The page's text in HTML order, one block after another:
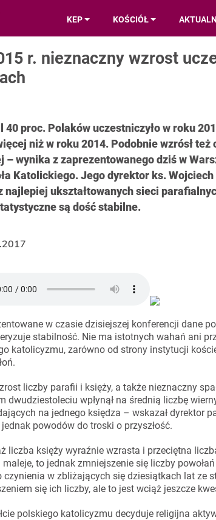
KEP KOŚCIÓŁ
r. nieznaczny wzrost
40 proc. Polaków uczestniczyło w roku
niż w roku 2014. Podobnie wzrósł
– wynika z zaprezentowanego dziś w
Katolickiego. Jego dyrektor ks. Wojciech
najlepiej ukształtowanych sieci
są dość stabilne.
w czasie dzisiejszej konferencji dane
stabilność. Nie ma istotnych wahań ani
katolicyzmu, zarówno od strony instytucji
liczby parafii i księży, a także nieznaczny
dwudziestoleciu wpłynął na średnią liczbę
na jednego księdza – wskazał dyrektor
powodów do troski o przyszłość.
liczba księży wyraźnie wzrasta i przeciętna
maleje, to jednak zmniejszenie się liczby
czynienia w zbliżających się dziesiątkach lat ze
się ich liczby, ale to jest wciąż jeszcze
polskiego katolicyzmu decyduje religijna